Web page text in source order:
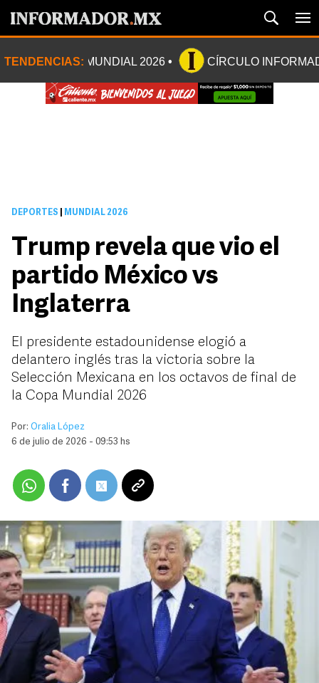
TENDENCIAS: MUNDIAL 2026 CÍRCULO
DEPORTES MUNDIAL 2026
Trump revela que vio el
partido México vs
Inglaterra
El presidente estadounidense elogió a
delantero inglés tras la victoria sobre la
Selección Mexicana en los octavos de final de
la Copa Mundial 2026
Por: Oralia López
6 de julio de 2026 - 09:53 hs